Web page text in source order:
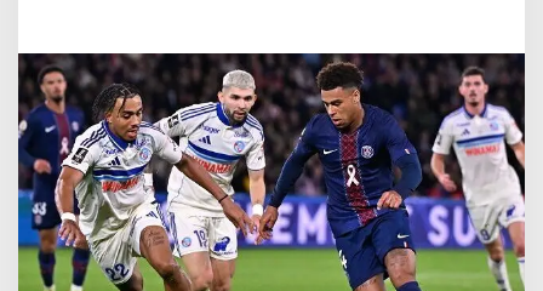
e
n
g
a
n
S
t
r
a
s
b